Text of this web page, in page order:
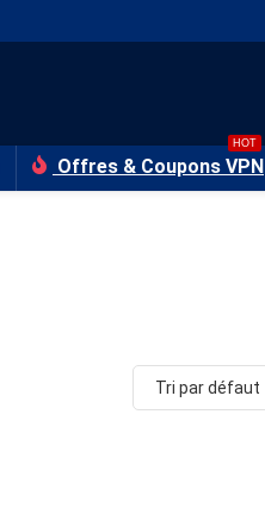
Offres & Coupons VPN
HOT
Tri par défaut